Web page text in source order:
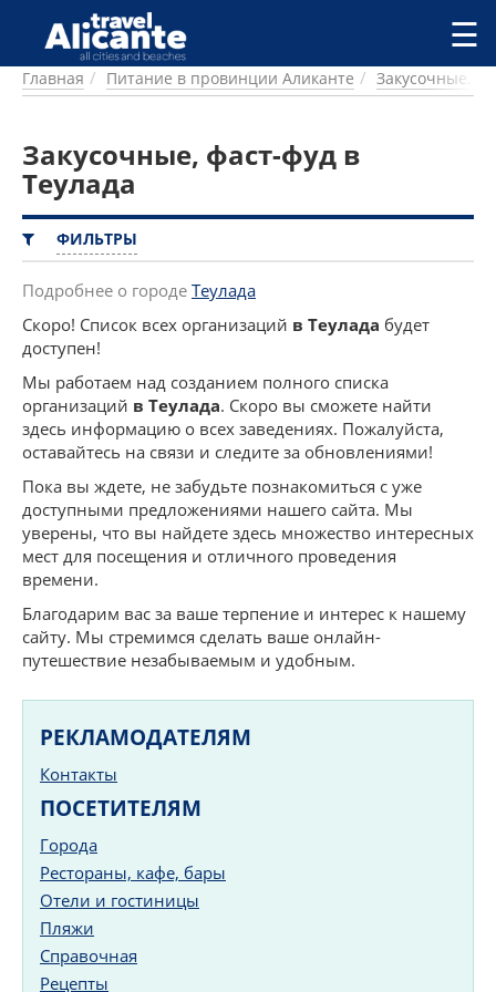
Перейти к основному содержанию
ГОРОДА
ПИТАНИЕ
ПРОЖИВАНИЕ
ПЛЯЖИ
ДОСТОПРИМЕЧАТЕЛЬНОСТИ
КЕМПИНГ
КОМАРКИ (РАЙОНЫ)
РЕЦЕПТЫ
ПРЕДЛОЖЕНИЯ
СТАТЬИ
УСЛУГИ
☰
Главная Питание в провинции Аликанте Закусочные,
Закусочные, фаст-фуд в
Теулада
ФИЛЬТРЫ
Подробнее о городе Теулада
Скоро! Список всех организаций в Теулада будет
доступен!
Мы работаем над созданием полного списка
организаций в Теулада. Скоро вы сможете найти
здесь информацию о всех заведениях. Пожалуйста,
оставайтесь на связи и следите за обновлениями!
Пока вы ждете, не забудьте познакомиться с уже
доступными предложениями нашего сайта. Мы
уверены, что вы найдете здесь множество интересных
мест для посещения и отличного проведения
времени.
Благодарим вас за ваше терпение и интерес к нашему
сайту. Мы стремимся сделать ваше онлайн-
путешествие незабываемым и удобным.
РЕКЛАМОДАТЕЛЯМ
Контакты
ПОСЕТИТЕЛЯМ
Города
Рестораны, кафе, бары
Отели и гостиницы
Пляжи
Справочная
Рецепты